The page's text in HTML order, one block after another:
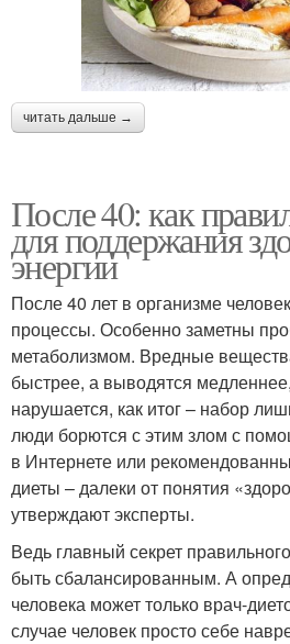
читать дальше →
После 40: как
для поддержания
энергии
После 40 лет в организме
процессы. Особенно заметны
метаболизмом. Вредные
быстрее, а выводятся
нарушается, как итог – набор
люди борются с этим злом с
в Интернете или
диеты – далеки от понятия
утверждают эксперты.
Ведь главный секрет
быть сбалансированным. А
человека может только врач-
случае человек просто себе